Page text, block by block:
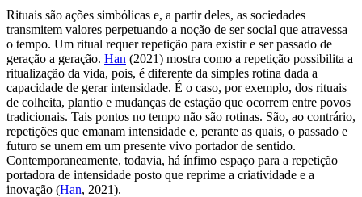
Rituais são ações simbólicas e, a partir deles, as sociedades
transmitem valores perpetuando a noção de ser social que atravessa
o tempo. Um ritual requer repetição para existir e ser passado de
geração a geração. Han (2021) mostra como a repetição possibilita a
ritualização da vida, pois, é diferente da simples rotina dada a
capacidade de gerar intensidade. É o caso, por exemplo, dos rituais
de colheita, plantio e mudanças de estação que ocorrem entre povos
tradicionais. Tais pontos no tempo não são rotinas. São, ao contrário,
repetições que emanam intensidade e, perante as quais, o passado e
futuro se unem em um presente vivo portador de sentido.
Contemporaneamente, todavia, há ínfimo espaço para a repetição
portadora de intensidade posto que reprime a criatividade e a
inovação (Han, 2021).